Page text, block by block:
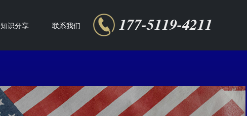
177-5119-4211
知识分享 联系我们